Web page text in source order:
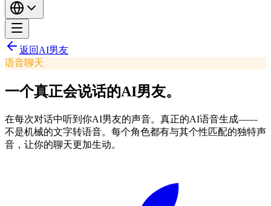
返回AI男友
语音聊天
一个真正会说话的AI男友。
在每次对话中听到你AI男友的声音。真正的AI语音生成——
不是机械的文字转语音。每个角色都有与其个性匹配的独特声
音，让你的聊天更加生动。